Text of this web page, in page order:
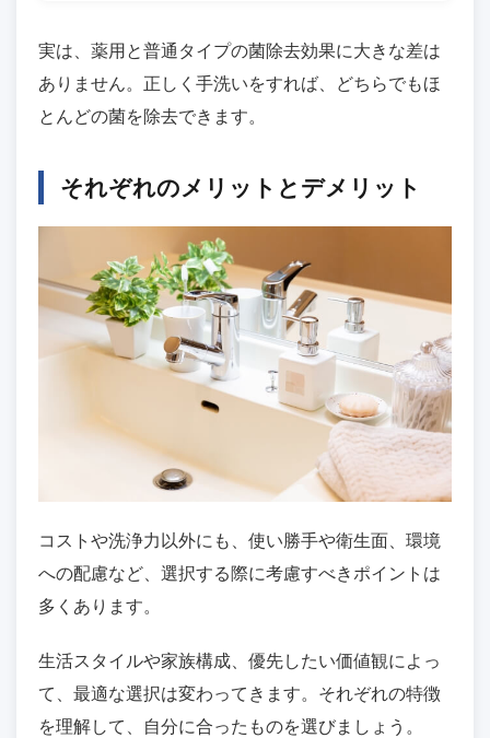
実は、薬用と普通タイプの菌除去効果に大きな差は
ありません。正しく手洗いをすれば、どちらでもほ
とんどの菌を除去できます。
それぞれのメリットとデメリット
コストや洗浄力以外にも、使い勝手や衛生面、環境
への配慮など、選択する際に考慮すべきポイントは
多くあります。
生活スタイルや家族構成、優先したい価値観によっ
て、最適な選択は変わってきます。それぞれの特徴
を理解して、自分に合ったものを選びましょう。